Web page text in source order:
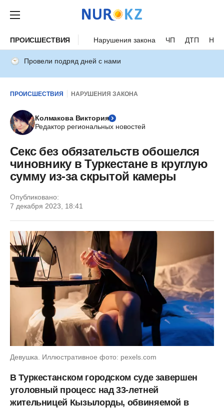
ПРОИСШЕСТВИЯ Нарушения закона ЧП ДТП
Провели подряд дней с нами
ПРОИСШЕСТВИЯ НАРУШЕНИЯ ЗАКОНА
Колмакова Виктория
Редактор региональных новостей
Секс без обязательств обошелся
чиновнику в Туркестане в круглую
сумму из-за скрытой камеры
Опубликовано:
7 декабря 2023, 18:41
Девушка. Иллюстративное фото: pexels.com
В Туркестанском городском суде завершен
уголовный процесс над 33-летней
жительницей Кызылорды, обвиняемой в